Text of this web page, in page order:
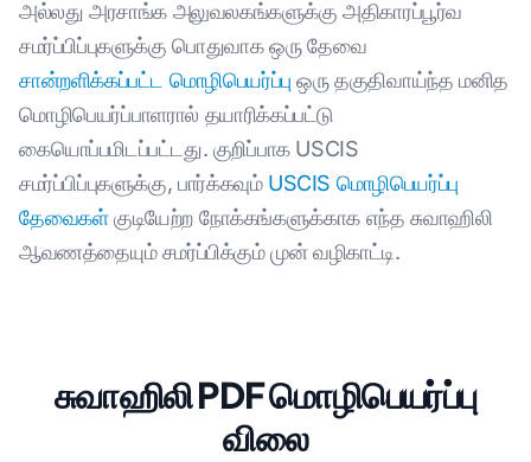
அல்லது அரசாங்க அலுவலகங்களுக்கு அதிகாரப்பூர்வ
சமர்ப்பிப்புகளுக்கு பொதுவாக ஒரு தேவை
சான்றளிக்கப்பட்ட மொழிபெயர்ப்பு ஒரு தகுதிவாய்ந்த மனித
மொழிபெயர்ப்பாளரால் தயாரிக்கப்பட்டு
கையொப்பமிடப்பட்டது. குறிப்பாக USCIS
சமர்ப்பிப்புகளுக்கு, பார்க்கவும் USCIS மொழிபெயர்ப்பு
தேவைகள்குடியேற்ற நோக்கங்களுக்காக எந்த சுவாஹிலி
ஆவணத்தையும் சமர்ப்பிக்கும் முன் வழிகாட்டி.
சுவாஹிலி PDF மொழிபெயர்ப்பு
விலை